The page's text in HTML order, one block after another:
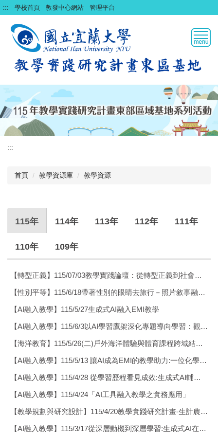
跳
到
主
::: 學校首頁 教發中心網站 管理平台
:::
首頁 教學資源庫 教學資源
115年 114年 113年 112年 111年
110年 109年
【轉型正義】115/07/03教學實踐論壇：從轉型正義到社會情緒學習
【性別平等】115/6/18帶著性別的眼睛去旅行－照片敘事融入性別與觀光跨域課程之教學實踐
【AI融入教學】115/5/27生成式AI融入EMI教學
【AI融入教學】115/6/3以AI學習鷹架深化專題導向學習：觀光休閒產業數位行銷課程的實務案例解析
【海洋教育】115/5/26(二)戶外海洋體驗與體育課程跨域結合的理念與實務運作經驗之分享
【AI融入教學】115/5/13 讓AI成為EMI的教學助力:一位化學教師的教學實踐與課堂經驗分享。
【AI融入教學】115/4/28 從學習歷程看見成效:生成式AI輔助下的ESG創新創業教學經驗
【AI融入教學】115/4/24「AI工具融入教學之實務應用」
【教學規劃與研究設計】115/4/20教學實踐研究計畫-生計農科學門績優計畫交流論壇
【AI融入教學】115/3/17從深層動機到深層學習:生成式AI在多元知識觀下的教學轉譯。